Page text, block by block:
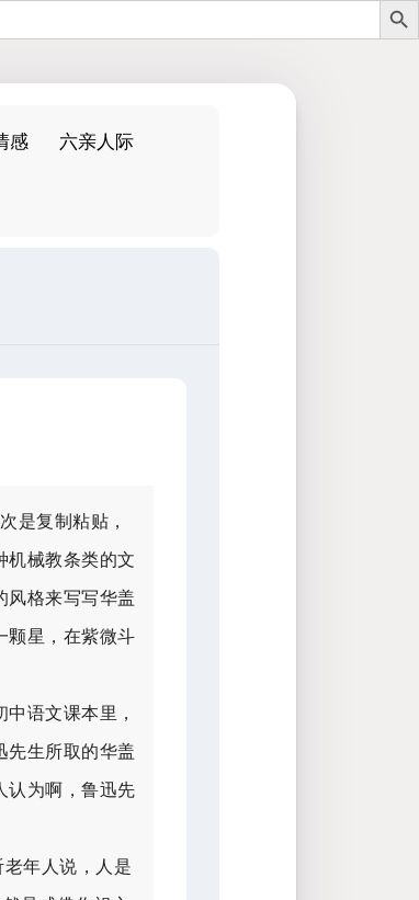
感
六亲人际
是复制粘贴，
机械教条类的文
风格来写写华盖
颗星，在紫微斗
语文课本里，
先生所取的华盖
认为啊，鲁迅先
年人说，人是